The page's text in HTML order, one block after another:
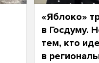
«Яблоко»
в Госдуму.
тем, кто
в